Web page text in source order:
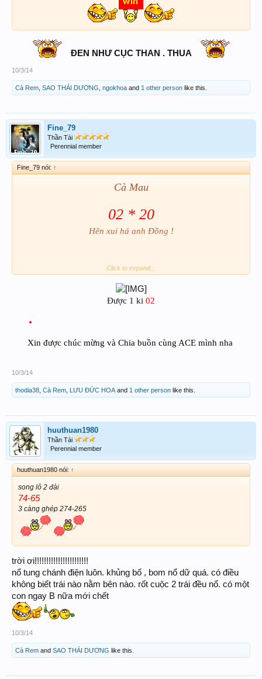
ĐEN NHƯ CỤC THAN . THUA
10/3/14
Cà Rem SAO THÁI DƯƠNG ngokhoa and 1 other person like this.
Fine_79
Thần Tài
Perennial member
Fine_79 nói: ↑
Cà Mau
02 * 20
Hên xui há anh Đồng !
Click to expand...
Được 1 ki 02
Xin được chúc mừng và Chia buồn cùng ACE mình nha
10/3/14
thodia38 Cà Rem LƯU ĐỨC HOA and 1 other person like this.
huuthuan1980
Thần Tài
Perennial member
huuthuan1980 nói: ↑
song lô 2 đài
74-65
3 càng ghép 274-265
trời ơi!!!!!!!!!!!!!!!!!!!!!!!
nổ tung chánh điện luôn. khủng bố , bom nổ dữ quá. có điều
không biết trái nào nằm bên nào. rốt cuộc 2 trái đều nổ. có một
con ngay B nữa mới chết
10/3/14
Cà Rem and SAO THÁI DƯƠNG like this.